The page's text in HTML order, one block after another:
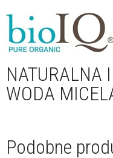
NATURALNA
WODA
Podobne